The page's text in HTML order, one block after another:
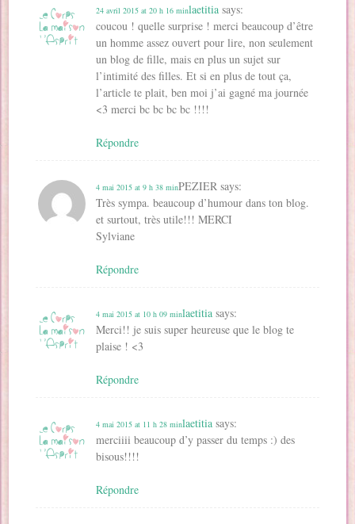
laetitia says:
24 avril 2015 at 20 h 16 min
coucou ! quelle surprise ! merci beaucoup d’être
un homme assez ouvert pour lire, non seulement
un blog de fille, mais en plus un sujet sur
l’intimité des filles. Et si en plus de tout ça,
l’article te plait, ben moi j’ai gagné ma journée
<3 merci bc bc bc bc !!!!
Répondre
PEZIER says:
4 mai 2015 at 9 h 38 min
Très sympa. beaucoup d’humour dans ton blog.
et surtout, très utile!!! MERCI
Sylviane
Répondre
laetitia says:
4 mai 2015 at 10 h 09 min
Merci!! je suis super heureuse que le blog te
plaise ! <3
Répondre
laetitia says:
4 mai 2015 at 11 h 28 min
merciiii beaucoup d’y passer du temps :) des
bisous!!!!
Répondre